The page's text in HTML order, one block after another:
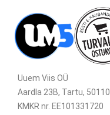
Uuem Viis OÜ
Aardla 23B, Tartu, 50110
KMKR nr. EE101331720